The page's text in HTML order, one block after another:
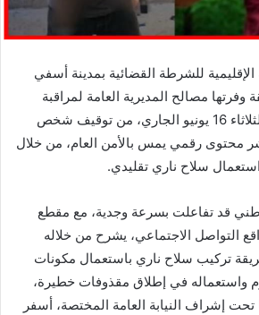
للشرطة القضائية بمدينة أسفي
مصالح المديرية العامة لمراقبة
التراب الوطني، اليوم الثلاثاء 16 يونيو الجاري، من توقيف شخص
محتوى رقمي يمس بالأمن العام، من خلال
سلاح ناري تقليدي.
قد تفاعلت بسرعة وجدية، مع مقطع
التواصل الاجتماعي، يشرح من خلاله
تركيب سلاح ناري باستعمال مكونات
واستعماله في إطلاق مقذوفات خطيرة،
إشراف النيابة العامة المختصة، أسفر